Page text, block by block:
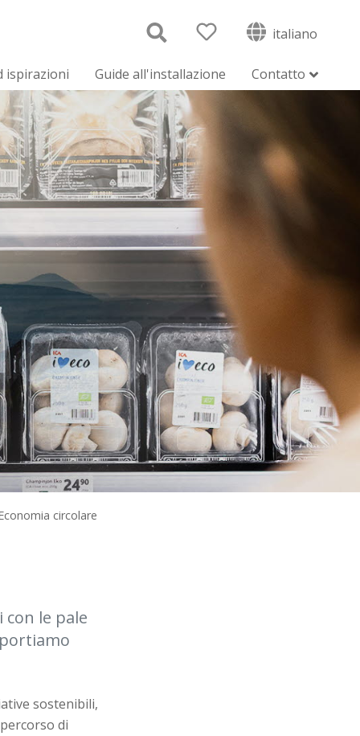
italiano
ispirazioni Guide all'installazione Contatto
circolare
con le pale
sostenibili,
di